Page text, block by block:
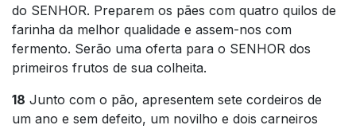
do SENHOR. Preparem os pães com quatro quilos de
farinha da melhor qualidade e assem-nos com
fermento. Serão uma oferta para o SENHOR dos
primeiros frutos de sua colheita.
18 Junto com o pão, apresentem sete cordeiros de
um ano e sem defeito, um novilho e dois carneiros